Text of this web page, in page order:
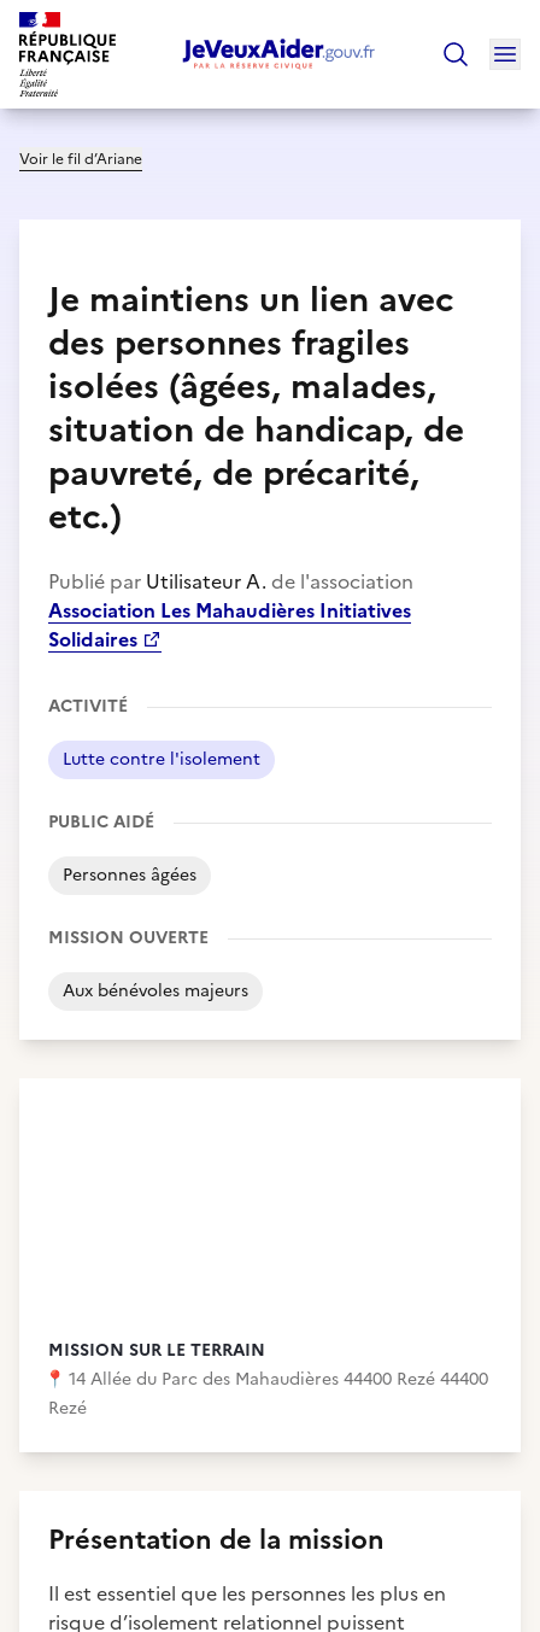
Voir le fil d’Ariane
Je maintiens un lien avec
des personnes fragiles
isolées (âgées, malades,
situation de handicap, de
pauvreté, de précarité,
etc.)
Publié par Utilisateur A. de l'association
Association Les Mahaudières Initiatives
Solidaires
ACTIVITÉ
Lutte contre l'isolement
PUBLIC AIDÉ
Personnes âgées
MISSION OUVERTE
Aux bénévoles majeurs
MISSION SUR LE TERRAIN
📍 14 Allée du Parc des Mahaudières 44400 Rezé 44400
Rezé
Présentation de la mission
Il est essentiel que les personnes les plus en
risque d’isolement relationnel puissent